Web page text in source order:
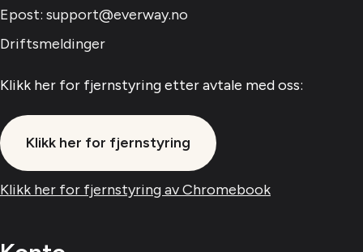
Epost: support@everway.no
Driftsmeldinger
Klikk her for fjernstyring etter avtale med oss:
Klikk her for fjernstyring
Klikk her for fjernstyring av Chromebook